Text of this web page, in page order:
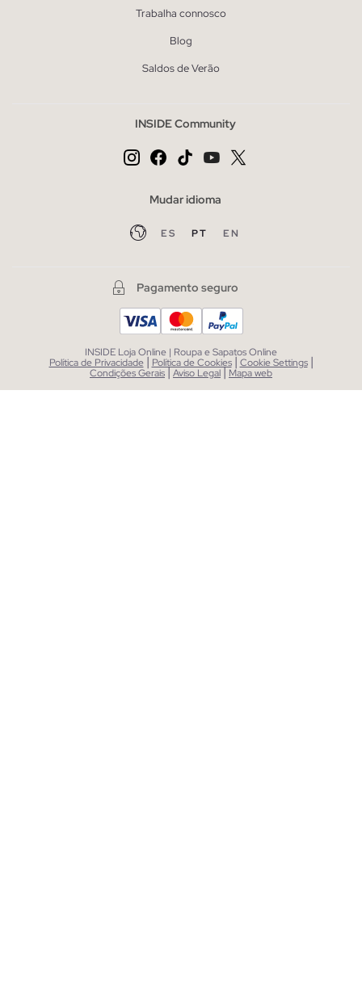
Trabalha connosco
Blog
Saldos de Verão
INSIDE Community
Mudar idioma
ES PT EN
Pagamento seguro
INSIDE Loja Online | Roupa e Sapatos Online
Política de Privacidade | Política de Cookies | Cookie Settings |
Condições Gerais|Aviso Legal| Mapa web